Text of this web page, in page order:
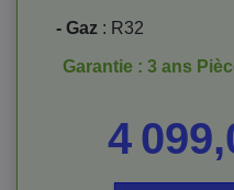
- Gaz : R32
Garantie : 3 ans
4